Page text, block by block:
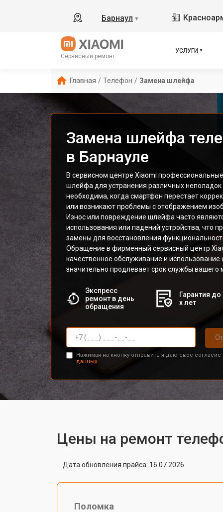
Барнаул ▼
Сервисный ремонт
УСЛУГИ
Главная / Телефон / Замена шлейфа
Замена шлейфа
в Барнауле
В сервисном центре Xiaomi
шлейфа для устранения различных
необходима, когда смартфон перестает
или возникают проблемы с отображением
Износ или повреждение шлейфа часто
использования или падений устройства, что
замены для восстановления
Обращение в фирменный сервисный центр
качественное обслуживание и использование
значительно продлевает срок службы вашего
Экспресс
ремонт в день
обращения
Гарантия до
х лет
Нажимая на кнопку отправить я даю свое согласие
данных.
Цены на ремонт
Дата обновления прайса: 16.07.2026
Поломка